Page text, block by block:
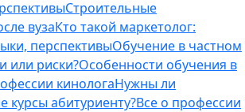
Строительные
вузаКто такой маркетолог:
перспективыОбучение в частном
или риски?Особенности обучения в
кинологаНужны ли
курсы абитуриенту?Все о профессии